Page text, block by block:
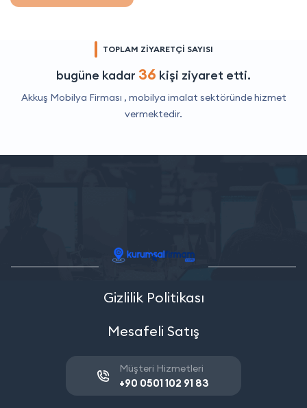
TOPLAM ZİYARETÇİ SAYISI
bugüne kadar 36 kişi ziyaret etti.
Akkuş Mobilya Firması , mobilya imalat sektöründe hizmet
vermektedir.
Gizlilik Politikası
Mesafeli Satış
Müşteri Hizmetleri
+90 0501 102 91 83